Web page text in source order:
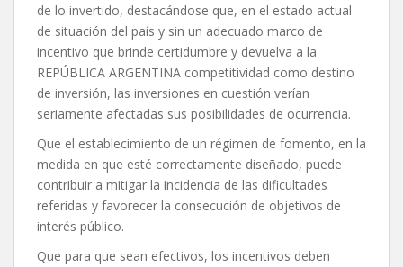
de lo invertido, destacándose que, en el estado actual
de situación del país y sin un adecuado marco de
incentivo que brinde certidumbre y devuelva a la
REPÚBLICA ARGENTINA competitividad como destino
de inversión, las inversiones en cuestión verían
seriamente afectadas sus posibilidades de ocurrencia.
Que el establecimiento de un régimen de fomento, en la
medida en que esté correctamente diseñado, puede
contribuir a mitigar la incidencia de las dificultades
referidas y favorecer la consecución de objetivos de
interés público.
Que para que sean efectivos, los incentivos deben